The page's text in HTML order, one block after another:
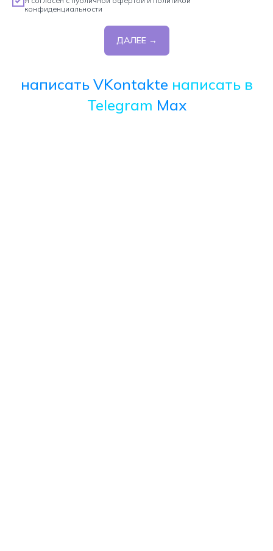
конфиденциальности
ДАЛЕЕ →
написать VKontakte написать в
Telegram Max